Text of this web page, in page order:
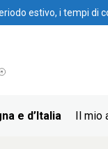
estivo, i tempi di
e d’Italia Il mio